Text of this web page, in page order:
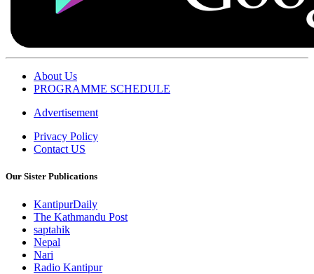
About Us
PROGRAMME SCHEDULE
Advertisement
Privacy Policy
Contact US
Our Sister Publications
KantipurDaily
The Kathmandu Post
saptahik
Nepal
Nari
Radio Kantipur